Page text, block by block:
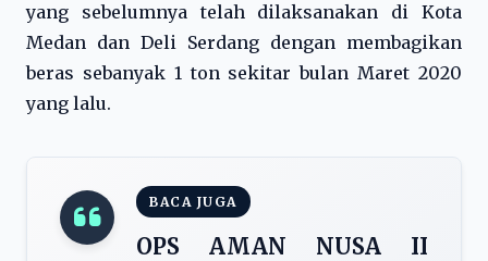
yang sebelumnya telah dilaksanakan di Kota
Medan dan Deli Serdang dengan membagikan
beras sebanyak 1 ton sekitar bulan Maret 2020
yang lalu.
BACA JUGA
OPS AMAN NUSA II